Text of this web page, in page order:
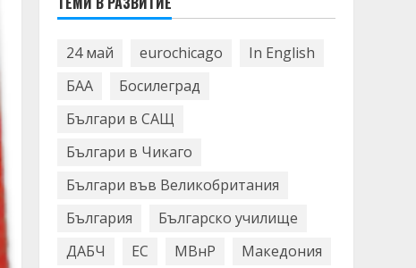
24 май eurochicago
In English
БАА
Босилеград
Българи в САЩ
Българи в Чикаго
Българи във Великобритания
България
Българско училище
ДАБЧ
ЕС МВнР
Македония